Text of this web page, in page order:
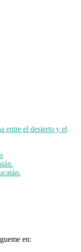
entre el desierto y el
en: